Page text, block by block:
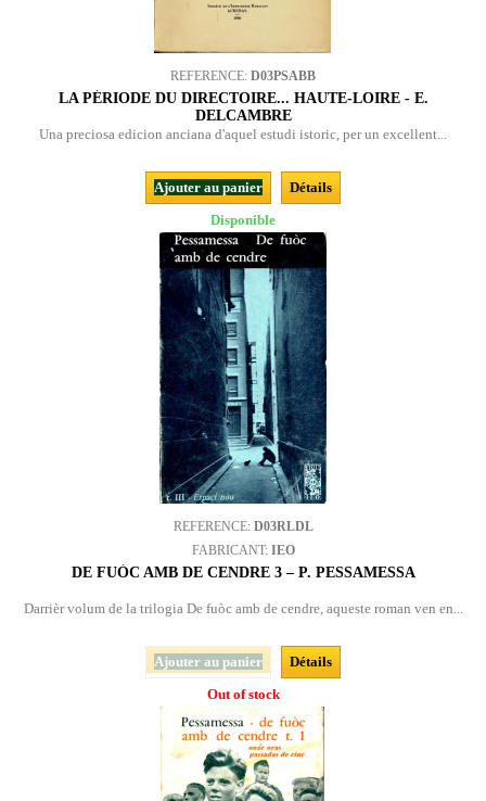
REFERENCE: D03PSABB
LA PÉRIODE DU DIRECTOIRE... HAUTE-LOIRE - E.
DELCAMBRE
Una preciosa edicion anciana d'aquel estudi istoric, per un excellent...
Ajouter au panier
Détails
Disponible
REFERENCE: D03RLDL
FABRICANT: IEO
DE FUÒC AMB DE CENDRE 3 – P. PESSAMESSA
Darrièr volum de la trilogia De fuòc amb de cendre, aqueste roman ven en...
Ajouter au panier
Détails
Out of stock